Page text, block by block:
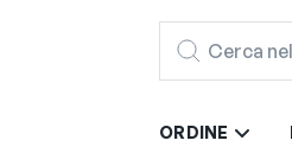
CERCA
ORDINE